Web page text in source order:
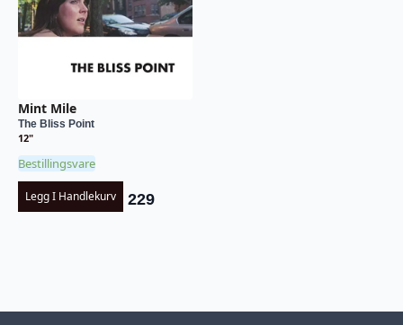
Mint Mile
The Bliss Point
12"
Bestillingsvare
Legg I Handlekurv 229